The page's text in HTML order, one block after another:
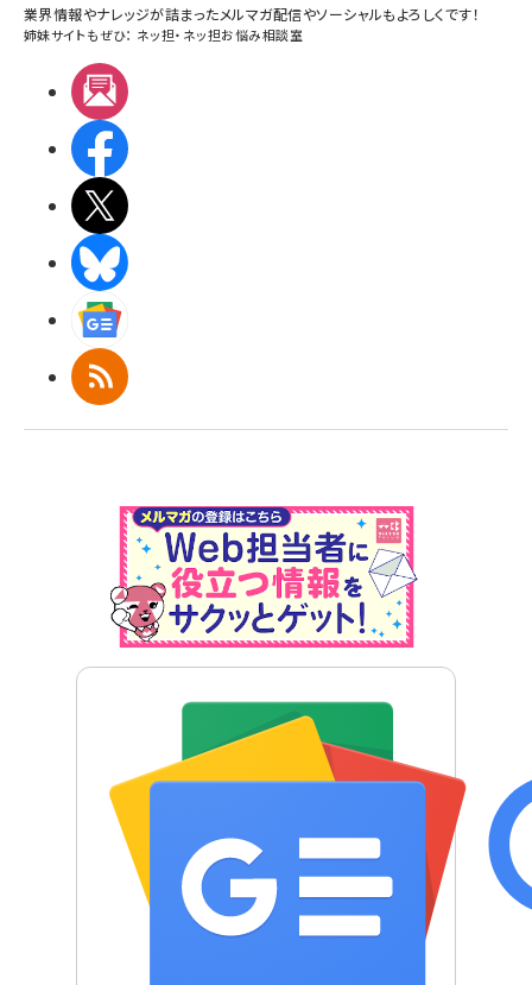
業界情報やナレッジが詰まったメルマガ配信やソーシャルもよろしくです！
姉妹サイトもぜひ： ネッ担・ ネッ担お悩み相談室
RSS